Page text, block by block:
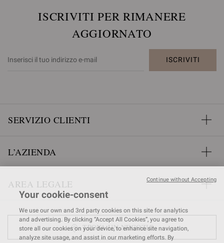
ISCRIVITI PER RIMANERE
AGGIORNATO
ISCRIVITI
SERVIZIO CLIENTI
L’AZIENDA
AREA LEGALE
TROVA UN NEGOZIO
Your cookie-consent
We use our own and 3rd party cookies on this site for analytics
and advertising. By clicking “Accept All Cookies”, you agree to
store all our cookies on your device, to enhance site navigation,
analyze site usage, and assist in our marketing efforts. By
Continue without Accepting